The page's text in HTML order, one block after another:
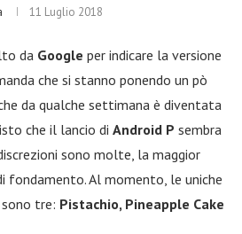
11 Luglio 2018
da Google per indicare la versione
che si stanno ponendo un pò
da qualche settimana è diventata
che il lancio di Android P sembra
sono molte, la maggior
fondamento. Al momento, le uniche
tre: Pistachio, Pineapple Cake